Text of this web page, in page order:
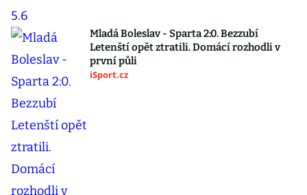
Mladá Boleslav - Sparta 2:0. Bezzubí
Letenští opět ztratili. Domácí rozhodli v
první půli
iSport.cz